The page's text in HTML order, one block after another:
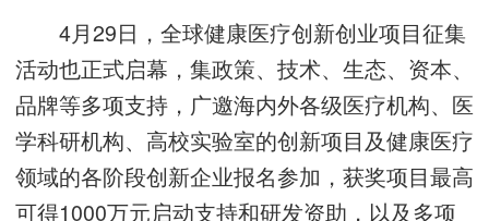
4月29日，全球健康医疗创新创业项目征集
活动也正式启幕，集政策、技术、生态、资本、
品牌等多项支持，广邀海内外各级医疗机构、医
学科研机构、高校实验室的创新项目及健康医疗
领域的各阶段创新企业报名参加，获奖项目最高
可得1000万元启动支持和研发资助，以及多项